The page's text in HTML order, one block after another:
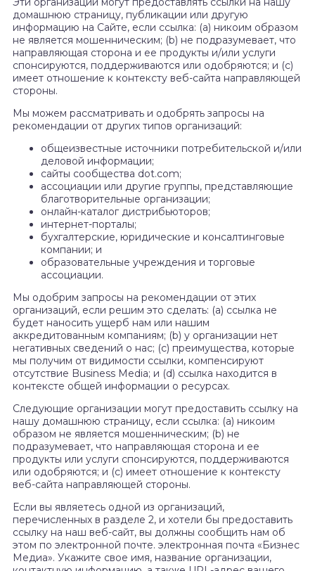
домашнюю страницу, публикации или другую
информацию на Сайте, если ссылка: (а) никоим образом
не является мошенническим; (b) не подразумевает, что
направляющая сторона и ее продукты и/или услуги
спонсируются, поддерживаются или одобряются; и (c)
имеет отношение к контексту веб-сайта направляющей
стороны.
Мы можем рассматривать и одобрять запросы на
рекомендации от других типов организаций:
общеизвестные источники потребительской и/или
деловой информации;
сайты сообщества dot.com;
ассоциации или другие группы, представляющие
благотворительные организации;
онлайн-каталог дистрибьюторов;
интернет-порталы;
бухгалтерские, юридические и консалтинговые
компании; и
образовательные учреждения и торговые
ассоциации.
Мы одобрим запросы на рекомендации от этих
организаций, если решим это сделать: (а) ссылка не
будет наносить ущерб нам или нашим
аккредитованным компаниям; (b) у организации нет
негативных сведений о нас; (c) преимущества, которые
мы получим от видимости ссылки, компенсируют
отсутствие Business Media; и (d) ссылка находится в
контексте общей информации о ресурсах.
Следующие организации могут предоставить ссылку на
нашу домашнюю страницу, если ссылка: (а) никоим
образом не является мошенническим; (b) не
подразумевает, что направляющая сторона и ее
продукты или услуги спонсируются, поддерживаются
или одобряются; и (c) имеет отношение к контексту
веб-сайта направляющей стороны.
Если вы являетесь одной из организаций,
перечисленных в разделе 2, и хотели бы предоставить
ссылку на наш веб-сайт, вы должны сообщить нам об
этом по электронной почте. электронная почта «Бизнес
Медиа». Укажите свое имя, название организации,